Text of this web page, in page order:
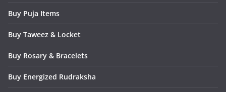
Buy Puja Items
Buy Taweez & Locket
Buy Rosary & Bracelets
Buy Energized Rudraksha